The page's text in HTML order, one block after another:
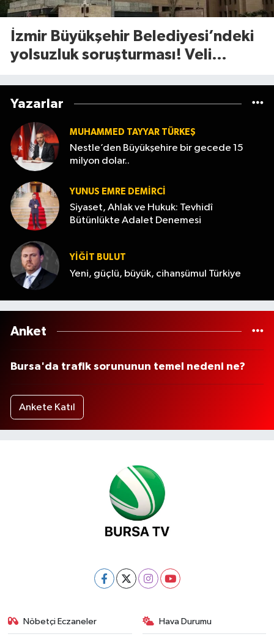
İzmir Büyükşehir Belediyesi’ndeki
yolsuzluk soruşturması! Veli
Yazarlar
MUHAMMED TAYYAR TÜRKEŞ
Nestle’den Büyükşehire bir gecede 15
milyon dolar..
YUNUS EMRE DEMIRCI
Siyaset, Ahlak ve Hukuk: Tevhidî
Bütünlükte Adalet Denemesi
YİĞİT BULUT
Yeni, güçlü, büyük, cihanşümul Türkiye
Anket
Bursa'da trafik sorununun temel nedeni ne?
Ankete Katıl
Nöbetçi Eczaneler Hava Durumu